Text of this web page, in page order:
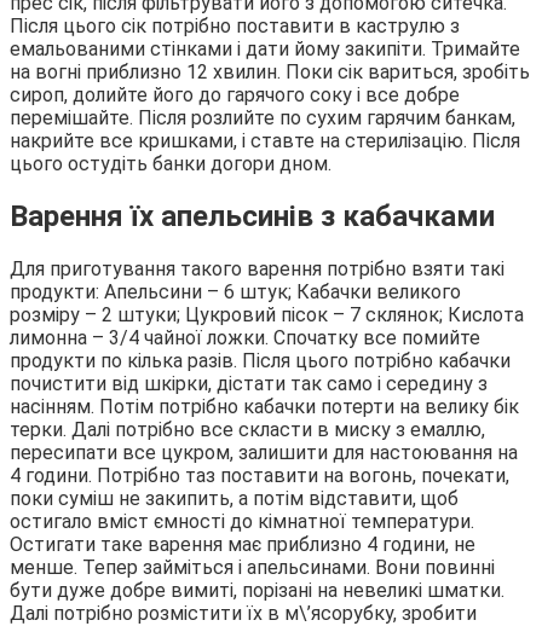
Після цього сік потрібно поставити в каструлю з
емальованими стінками і дати йому закипіти. Тримайте
на вогні приблизно 12 хвилин. Поки сік вариться, зробіть
сироп, долийте його до гарячого соку і все добре
перемішайте. Після розлийте по сухим гарячим банкам,
накрийте все кришками, і ставте на стерилізацію. Після
цього остудіть банки догори дном.
Варення їх апельсинів з кабачками
Для приготування такого варення потрібно взяти такі
продукти: Апельсини – 6 штук; Кабачки великого
розміру – 2 штуки; Цукровий пісок – 7 склянок; Кислота
лимонна – 3/4 чайної ложки. Спочатку все помийте
продукти по кілька разів. Після цього потрібно кабачки
почистити від шкірки, дістати так само і середину з
насінням. Потім потрібно кабачки потерти на велику бік
терки. Далі потрібно все скласти в миску з емаллю,
пересипати все цукром, залишити для настоювання на
4 години. Потрібно таз поставити на вогонь, почекати,
поки суміш не закипить, а потім відставити, щоб
остигало вміст ємності до кімнатної температури.
Остигати таке варення має приблизно 4 години, не
менше. Тепер займіться і апельсинами. Вони повинні
бути дуже добре вимиті, порізані на невеликі шматки.
Далі потрібно розмістити їх в м\’ясорубку, зробити